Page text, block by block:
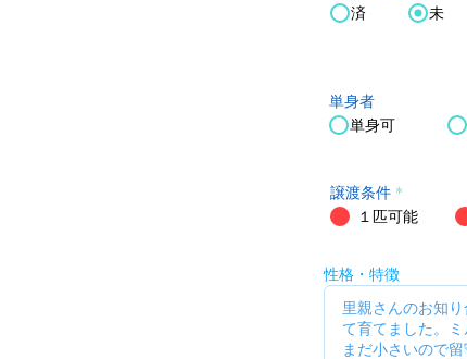
済
未
単身者
単身可
譲渡条件 *
１匹可能
性格・特徴